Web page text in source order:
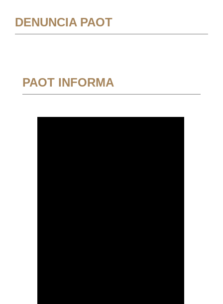
DENUNCIA PAOT
PAOT INFORMA